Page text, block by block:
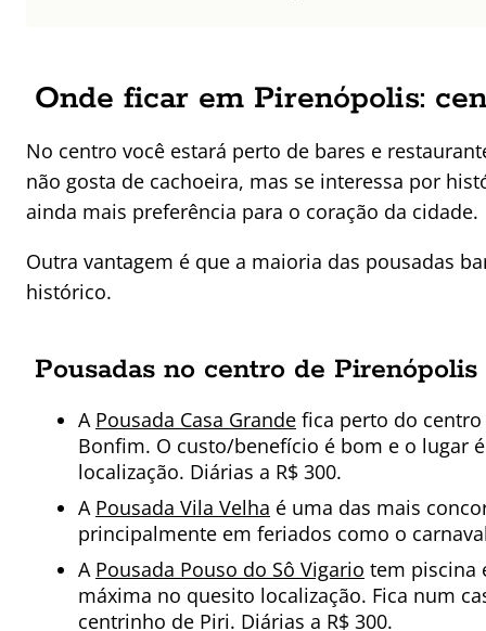
Onde ficar em Pirenópolis:
No centro você estará perto de bares e
não gosta de cachoeira, mas se interessa por
ainda mais preferência para o coração da cidade.
Outra vantagem é que a maioria das pousadas
histórico.
Pousadas no centro de Pirenópolis
A Pousada Casa Grande fica perto do centro
Bonfim. O custo/benefício é bom e o lugar
localização. Diárias a R$ 300.
A Pousada Vila Velha é uma das mais
principalmente em feriados como o
A Pousada Pouso do Sô Vigario tem piscina
máxima no quesito localização. Fica num
centrinho de Piri. Diárias a R$ 300.